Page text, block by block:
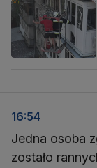
16:54
Jedna osoba
zostało